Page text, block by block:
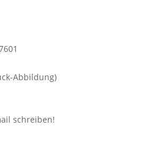
Abbildung)